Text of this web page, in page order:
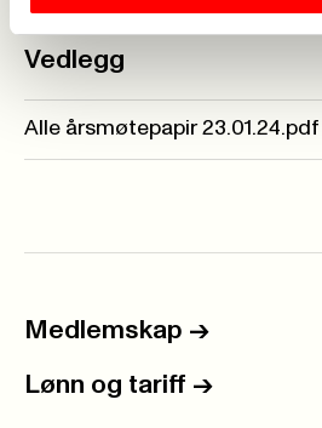
Borghild Lirhus. (Foto: Inge Skrede)
Vedlegg
Alle årsmøtepapir 23.01.24.pdf
Medlemskap ->
Lønn og tariff ->